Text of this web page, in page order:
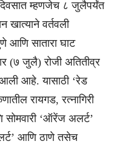
दिवसात म्हणजेच ८ जुलैपर्यंत
खात्याने वर्तवली
सातारा घाट
(७ जुलै) रोजी अतितीव्र
आहे. यासाठी ‘रेड
रायगड, रत्नागिरी
सोमवारी ‘ऑरेंज अलर्ट’
आणि ठाणे तसेच